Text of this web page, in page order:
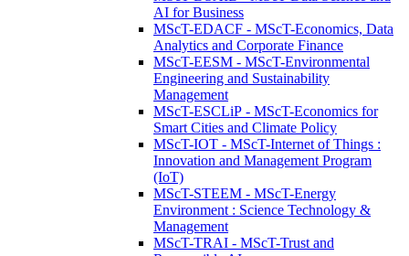
AI for Business
MScT-EDACF - MScT-Economics, Data
Analytics and Corporate Finance
MScT-EESM - MScT-Environmental
Engineering and Sustainability
Management
MScT-ESCLiP - MScT-Economics for
Smart Cities and Climate Policy
MScT-IOT - MScT-Internet of Things :
Innovation and Management Program
(IoT)
MScT-STEEM - MScT-Energy
Environment : Science Technology &
Management
MScT-TRAI - MScT-Trust and